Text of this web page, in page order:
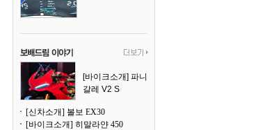
[바이크소개] 파니
갈레 V2 S
[신차소개] 볼보 EX30
[바이크소개] 히말라얀 450